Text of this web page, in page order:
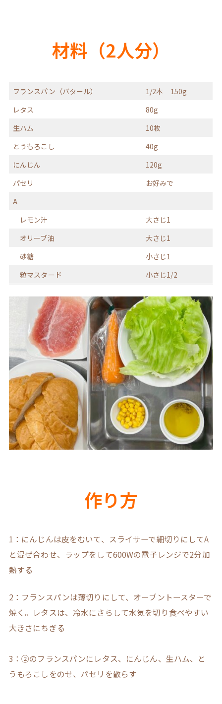
材料（2人分）
フランスパン（バタール）
1/2本 150g
レタス
80g
生ハム
10枚
とうもろこし
40g
にんじん
120g
パセリ
お好みで
A
レモン汁
大さじ1
オリーブ油
大さじ1
砂糖
小さじ1
粒マスタード
小さじ1/2
作り方
1：にんじんは皮をむいて、スライサーで細切りにしてA
と混ぜ合わせ、ラップをして600Wの電子レンジで2分加
熱する
2：フランスパンは薄切りにして、オーブントースターで
焼く。レタスは、冷水にさらして水気を切り食べやすい
大きさにちぎる
3：②のフランスパンにレタス、にんじん、生ハム、と
うもろこしをのせ、パセリを散らす